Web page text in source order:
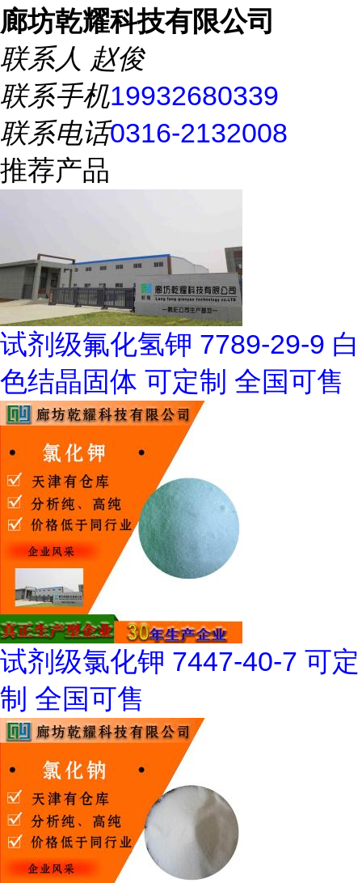
廊坊乾耀科技有限公司
联系人 赵俊
联系手机19932680339
联系电话0316-2132008
推荐产品
试剂级氟化氢钾 7789-29-9 白
色结晶固体 可定制 全国可售
试剂级氯化钾 7447-40-7 可定
制 全国可售